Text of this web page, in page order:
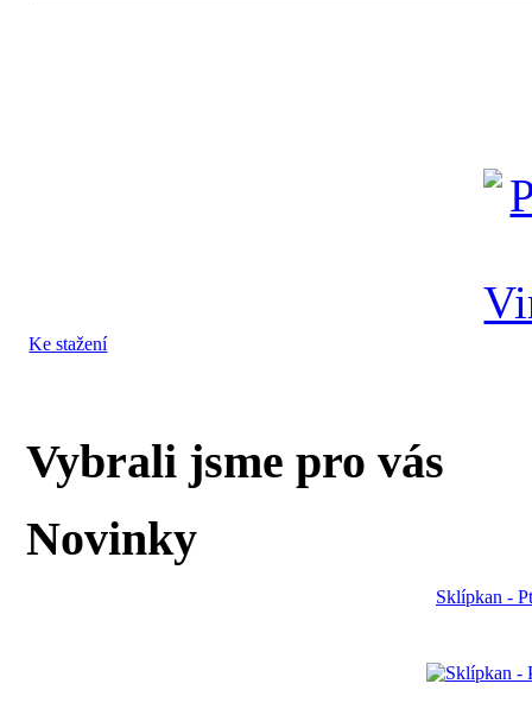
Ke stažení
Vybrali jsme pro vás
Novinky
Sklípkan -